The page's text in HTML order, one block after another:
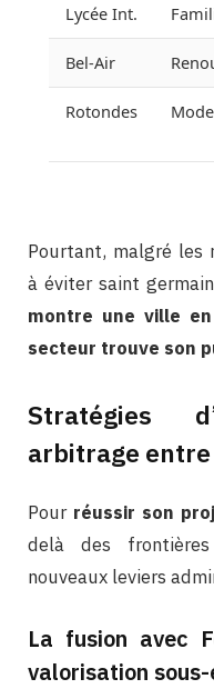
Lycée Int.
Bel-Air
Rotondes
Pourtant, malgré les
à éviter saint
montre une ville
secteur trouve son
Stratégies
arbitrage
Pour réussir son
delà des
nouveaux leviers
La fusion avec
valorisation